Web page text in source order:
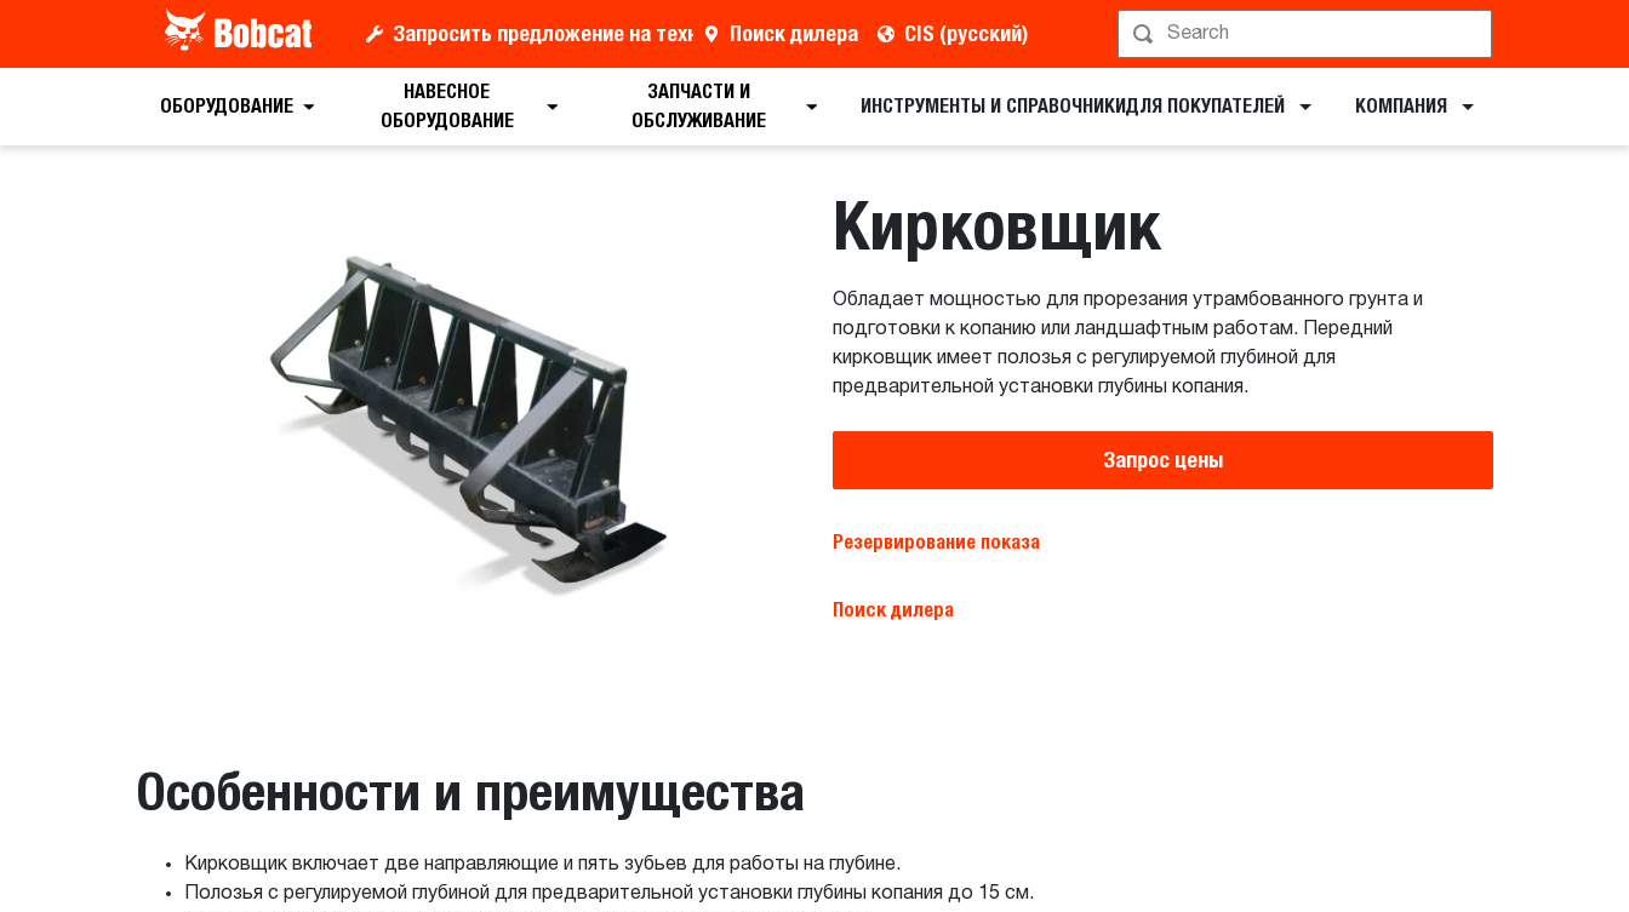
Запросить предложение на технику Поиск дилера CIS (русский)
ОБОРУДОВАНИЕ
НАВЕСНОЕ
ОБОРУДОВАНИЕ
ЗАПЧАСТИ И
ОБСЛУЖИВАНИЕ
ИНСТРУМЕНТЫ И СПРАВОЧНИКИ​ДЛЯ ПОКУПАТЕЛЕЙ КОМПАНИЯ
Кирковщик
Обладает мощностью для прорезания утрамбованного грунта и
подготовки к копанию или ландшафтным работам. Передний
кирковщик имеет полозья с регулируемой глубиной для
предварительной установки глубины копания.
Запрос цены
Резервирование показа
Поиск дилера
Особенности и преимущества
Кирковщик включает две направляющие и пять зубьев для работы на глубине.
Полозья с регулируемой глубиной для предварительной установки глубины копания до 15 см.
Запрос цены Поиск дилера Запрос брошюры Резервирование показа